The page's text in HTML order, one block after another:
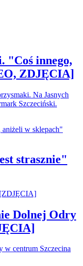
"Coś innego,
ZDJĘCIA]
Na Jasnych
Szczeciński.
strasznie"
Dolnej Odry